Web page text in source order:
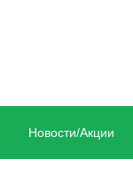
Новости/Акции